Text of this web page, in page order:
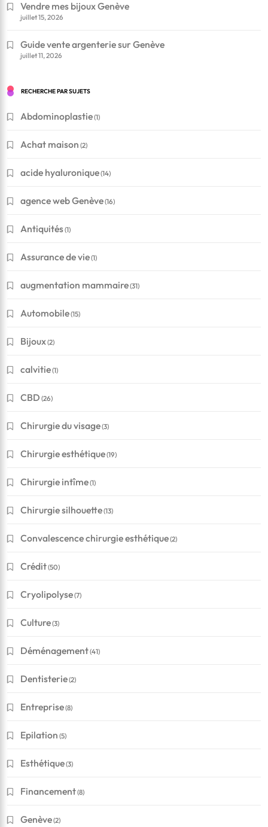
Vendre mes bijoux Genève
juillet 15, 2026
Guide vente argenterie sur Genève
juillet 11, 2026
RECHERCHE PAR SUJETS
Abdominoplastie(1)
Achat maison (2)
acide hyaluronique(14)
agence web Genève(16)
Antiquités(1)
Assurance de vie(1)
augmentation mammaire(31)
Automobile(15)
Bijoux(2)
calvitie(1)
CBD (26)
Chirurgie du visage(3)
Chirurgie esthétique(19)
Chirurgie intîme(1)
Chirurgie silhouette(13)
Convalescence chirurgie esthétique(2)
Crédit(50)
Cryolipolyse(7)
Culture(3)
Déménagement(41)
Dentisterie(2)
Entreprise(8)
Epilation (5)
Esthétique(3)
Financement(8)
Genève(2)